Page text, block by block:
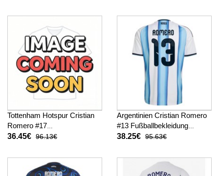
kurze hosen)
27 Kurzarm (+ kurze hosen)
Tottenham Hotspur Cristian
Romero #17
Fußballbekleidung 3rd trikot
kurze hosen)
36.45€ 96.13€
Argentinien Cristian Romero
#13 Fußballbekleidung
Heimtrikot WM 2026
38.25€ 95.63€